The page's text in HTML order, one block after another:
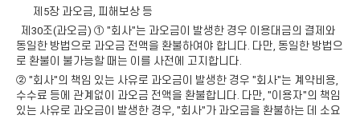
제5장 과오금, 피해보상 등
제30조(과오금) ① "회사"는 과오금이 발생한 경우 이용대금의 결제와
동일한 방법으로 과오금 전액을 환불하여야 합니다. 다만, 동일한 방법으
로 환불이 불가능할 때는 이를 사전에 고지합니다.
② "회사"의 책임 있는 사유로 과오금이 발생한 경우 "회사"는 계약비용,
수수료 등에 관계없이 과오금 전액을 환불합니다. 다만, "이용자"의 책임
있는 사유로 과오금이 발생한 경우, "회사"가 과오금을 환불하는 데 소요